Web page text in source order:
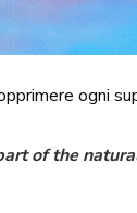
ogni
of the